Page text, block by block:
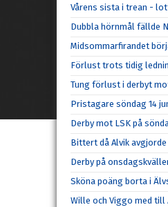
Vårens sista i trean -
Dubbla hörnmål fällde
Midsommarfirandet
Förlust trots tidig
Tung förlust i derbyt
Pristagare söndag 14
Derby mot LSK på
Bittert då Alvik avgjorde
Derby på
Sköna poäng borta i
Wille och Viggo med till